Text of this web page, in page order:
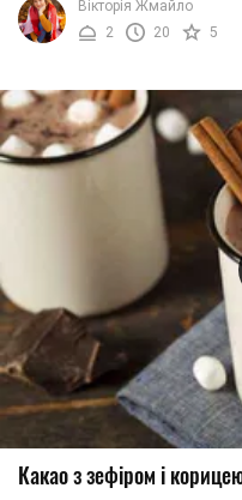
Вікторія Жмайло
2
20 5
Какао з зефіром і